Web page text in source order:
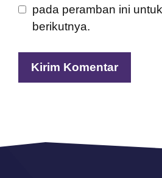
pada peramban ini
berikutnya.